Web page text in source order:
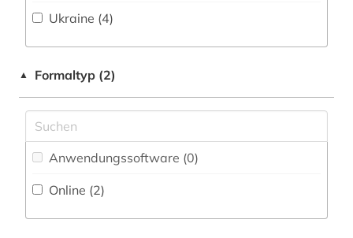
Politologie (1)
Rechtswissenschaft (0)
Slavistik (0)
Ukraine (4)
▲ Formaltyp (2)
Anwendungssoftware (0)
Online (2)